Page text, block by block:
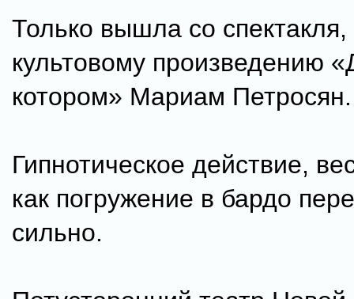
Только вышла со спектакля,
культовому произведению
котором» Мариам Петросян.
Гипнотическое действие,
как погружение в бардо
сильно.